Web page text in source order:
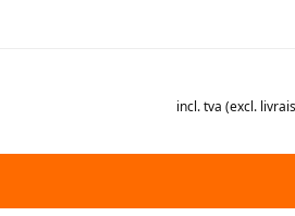
incl.tva (excl.